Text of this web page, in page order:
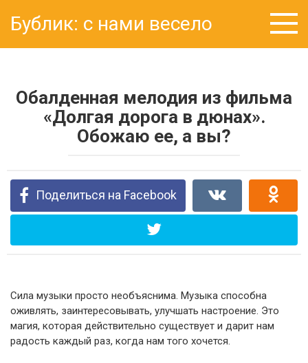
контенту
Бублик: с нами весело
Обалденная мелодия из фильма
«Долгая дорога в дюнах».
Обожаю ее, а вы?
Поделиться на Facebook
Сила музыки просто необъяснима. Музыка способна
оживлять, заинтересовывать, улучшать настроение. Это
магия, которая действительно существует и дарит нам
радость каждый раз, когда нам того хочется.